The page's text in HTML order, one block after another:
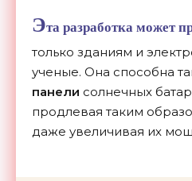
Эта разработка может
только зданиям и
ученые. Она способна
панели солнечных
продлевая таким
даже увеличивая их